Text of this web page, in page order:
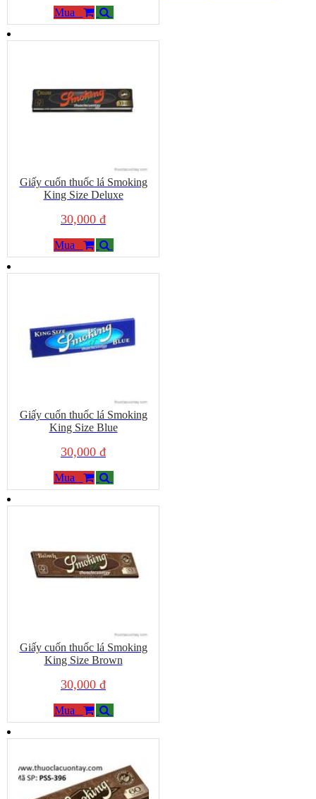
Mua
Giấy cuốn thuốc lá Smoking
King Size Deluxe
30,000 đ
Mua
Giấy cuốn thuốc lá Smoking
King Size Blue
30,000 đ
Mua
Giấy cuốn thuốc lá Smoking
King Size Brown
30,000 đ
Mua